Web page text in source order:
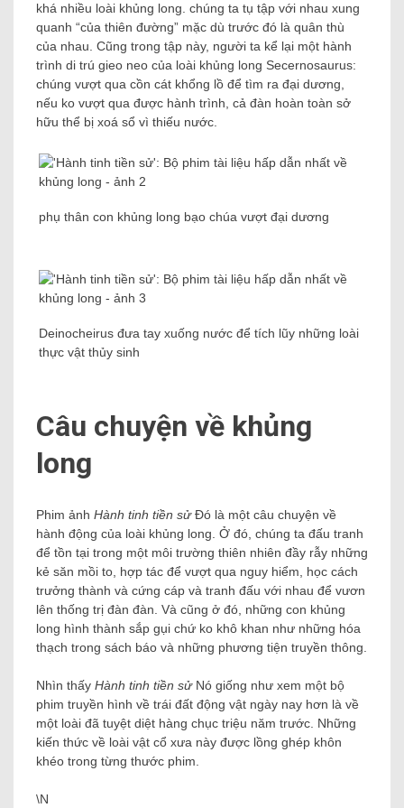
khá nhiều loài khủng long. chúng ta tụ tập với nhau xung
quanh “của thiên đường” mặc dù trước đó là quân thù
của nhau. Cũng trong tập này, người ta kể lại một hành
trình di trú gieo neo của loài khủng long Secernosaurus:
chúng vượt qua cồn cát khổng lồ để tìm ra đại dương,
nếu ko vượt qua được hành trình, cả đàn hoàn toàn sở
hữu thể bị xoá sổ vì thiếu nước.
phụ thân con khủng long bạo chúa vượt đại dương
Deinocheirus đưa tay xuống nước để tích lũy những loài
thực vật thủy sinh
Câu chuyện về khủng
long
Phim ảnh Hành tinh tiền sửĐó là một câu chuyện về
hành động của loài khủng long. Ở đó, chúng ta đấu tranh
để tồn tại trong một môi trường thiên nhiên đầy rẫy những
kẻ săn mồi to, hợp tác để vượt qua nguy hiểm, học cách
trưởng thành và cứng cáp và tranh đấu với nhau để vươn
lên thống trị đàn đàn. Và cũng ở đó, những con khủng
long hình thành sắp gụi chứ ko khô khan như những hóa
thạch trong sách báo và những phương tiện truyền thông.
Nhìn thấy Hành tinh tiền sửNó giống như xem một bộ
phim truyền hình về trái đất động vật ngày nay hơn là về
một loài đã tuyệt diệt hàng chục triệu năm trước. Những
kiến ​​thức về loài vật cổ xưa này được lồng ghép khôn
khéo trong từng thước phim.
\N